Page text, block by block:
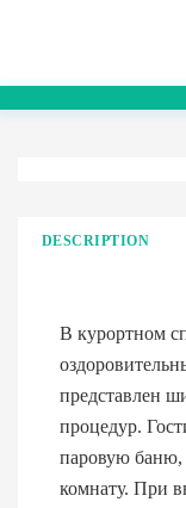
DESCRIPTION
В курортном
представлен
процедур.
паровую баню,
комнату. При